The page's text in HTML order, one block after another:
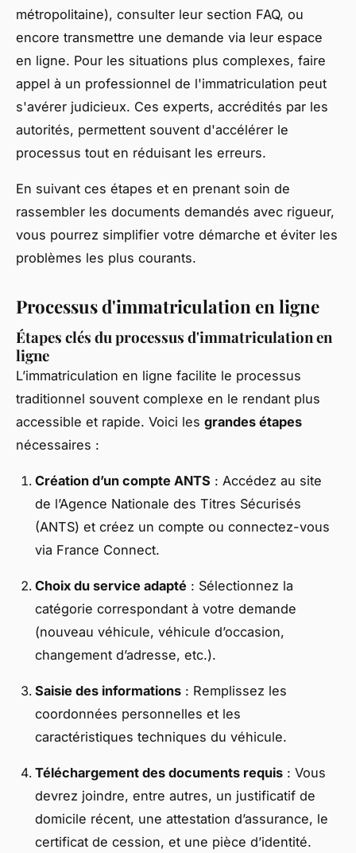
métropolitaine), consulter leur section FAQ, ou
encore transmettre une demande via leur espace
en ligne. Pour les situations plus complexes, faire
appel à un professionnel de l'immatriculation peut
s'avérer judicieux. Ces experts, accrédités par les
autorités, permettent souvent d'accélérer le
processus tout en réduisant les erreurs.
En suivant ces étapes et en prenant soin de
rassembler les documents demandés avec rigueur,
vous pourrez simplifier votre démarche et éviter les
problèmes les plus courants.
Processus d'immatriculation en ligne
Étapes clés du processus d'immatriculation en
ligne
L’immatriculation en ligne facilite le processus
traditionnel souvent complexe en le rendant plus
accessible et rapide. Voici les grandes étapes
nécessaires :
Création d’un compte ANTS : Accédez au site
de l’Agence Nationale des Titres Sécurisés
(ANTS) et créez un compte ou connectez-vous
via France Connect.
Choix du service adapté : Sélectionnez la
catégorie correspondant à votre demande
(nouveau véhicule, véhicule d’occasion,
changement d’adresse, etc.).
Saisie des informations : Remplissez les
coordonnées personnelles et les
caractéristiques techniques du véhicule.
Téléchargement des documents requis : Vous
devrez joindre, entre autres, un justificatif de
domicile récent, une attestation d’assurance, le
certificat de cession, et une pièce d’identité.